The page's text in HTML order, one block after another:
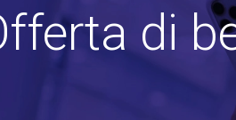
di